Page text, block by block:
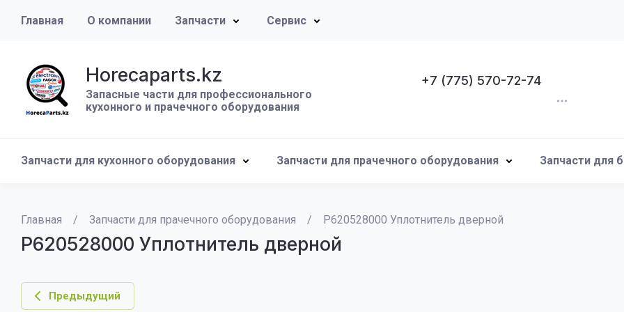
Главная О компании Запчасти Сервис
Horecaparts.kz
Запасные части для профессионального
кухонного и прачечного оборудования
+7 (775) 570-72-74
Запчасти для кухонного оборудования Запчасти для прачечного оборудования Запчасти для
Главная / Запчасти для прачечного оборудования / P620528000 Уплотнитель дверной
P620528000 Уплотнитель дверной
Предыдущий